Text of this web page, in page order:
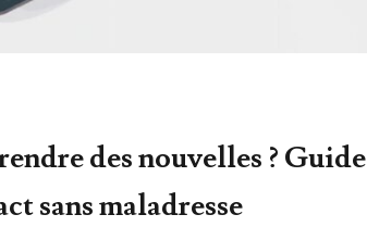
des nouvelles ? Guide
sans maladresse